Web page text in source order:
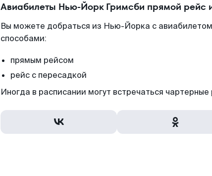
Авиабилеты Нью-Йорк Гримсби прямой рейс
Вы можете добраться из Нью-Йорка с
способами:
прямым рейсом
рейс с пересадкой
Иногда в расписании могут встречаться